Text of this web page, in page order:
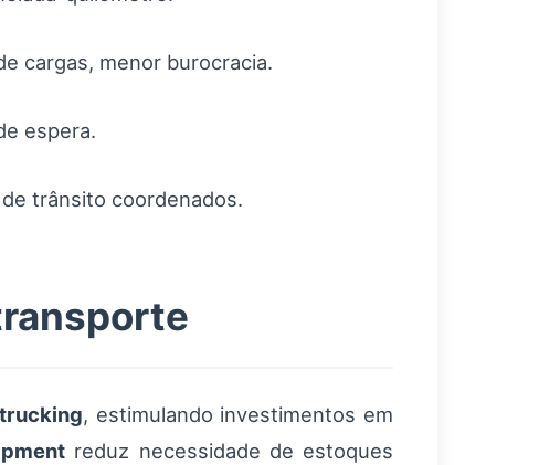
cargas, menor burocracia.
espera.
trânsito coordenados.
, estimulando investimentos em
reduz necessidade de estoques